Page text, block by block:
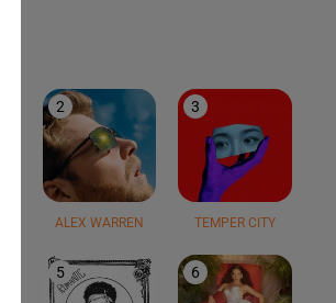
2
ALEX WARREN
3
TEMPER CITY
5 6